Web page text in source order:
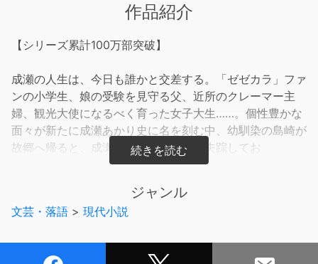
作品紹介
【シリーズ累計100万部突破】
成瀬の人生は、今日も誰かと交差する。「ゼゼカラ」ファ
ンの小学生、娘の受験を見守る父、近所のクレーマー主
婦、観光大使になるべく育った女子大生……。個性豊かな
面々が新たに成瀬あかり史に名を刻む中、幼馴染の島崎が
故郷へ帰ると、成瀬が書置きを残して失踪してお
り……!? 読み応え、ますますパワーアップの全5篇！
成瀬あかり ： 山根綺
ジャンル
文芸・落語 > 現代小説